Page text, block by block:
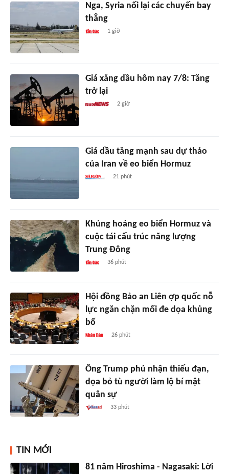
Nga, Syria nối lại các chuyến bay
thẳng
1 giờ
Giá xăng dầu hôm nay 7/8: Tăng
trở lại
2 giờ
Giá dầu tăng mạnh sau dự thảo
của Iran về eo biển Hormuz
21 phút
Khủng hoảng eo biển Hormuz và
cuộc tái cấu trúc năng lượng
Trung Đông
36 phút
Hội đồng Bảo an Liên ợp quốc nỗ
lực ngăn chặn mối đe dọa khủng
bố
26 phút
Ông Trump phủ nhận thiếu đạn,
dọa bỏ tù người làm lộ bí mật
quân sự
33 phút
TIN MỚI
81 năm Hiroshima - Nagasaki: Lời